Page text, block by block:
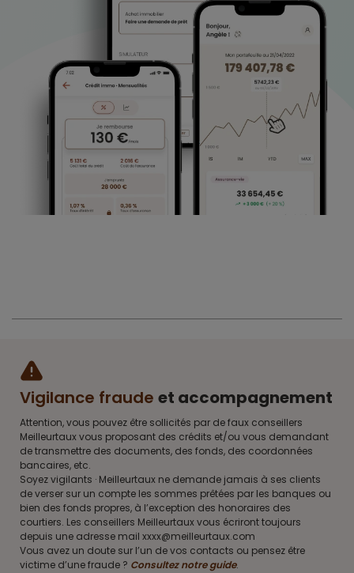
Vigilance fraude et accompagnement
Attention, vous pouvez être sollicités par de faux conseillers
Meilleurtaux vous proposant des crédits et/ou vous demandant
de transmettre des documents, des fonds, des coordonnées
bancaires, etc.
Soyez vigilants · Meilleurtaux ne demande jamais à ses clients
de verser sur un compte les sommes prêtées par les banques ou
bien des fonds propres, à l’exception des honoraires des
courtiers. Les conseillers Meilleurtaux vous écriront toujours
depuis une adresse mail xxxx@meilleurtaux.com
Vous avez un doute sur l’un de vos contacts ou pensez être
victime d’une fraude ? Consultez notre guide.